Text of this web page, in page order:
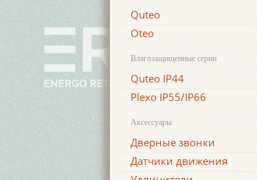
Quteo
Oteo
Влагозащищенные серии
Quteo IP44
Plexo IP55/IP66
Аксессуары
Дверные звонки
Датчики движения